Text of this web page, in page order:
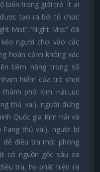
biến trong giới trẻ. Ít ai
tạo ra bởi tổ chức
Mist”.“Night Mist” đã
người chơi vào các
hoàn cảnh không xác
tiềm năng trong số
hiểm của trò chơi
phố Kim Hải.Lúc
thủ vai), người đứng
Quốc gia Kim Hải và
Fang thủ vai), người bí
điều tra một phòng
có nguồn gốc sâu xa
tra, họ phát hiện ra